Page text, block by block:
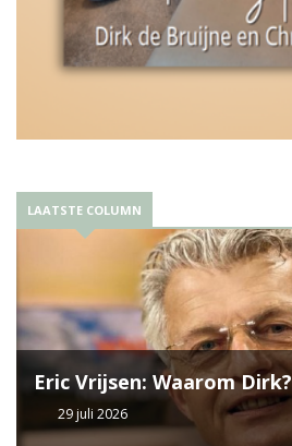
LAATSTE COLUMN
Eric Vrijsen: Waarom Dirk?
29 juli 2026